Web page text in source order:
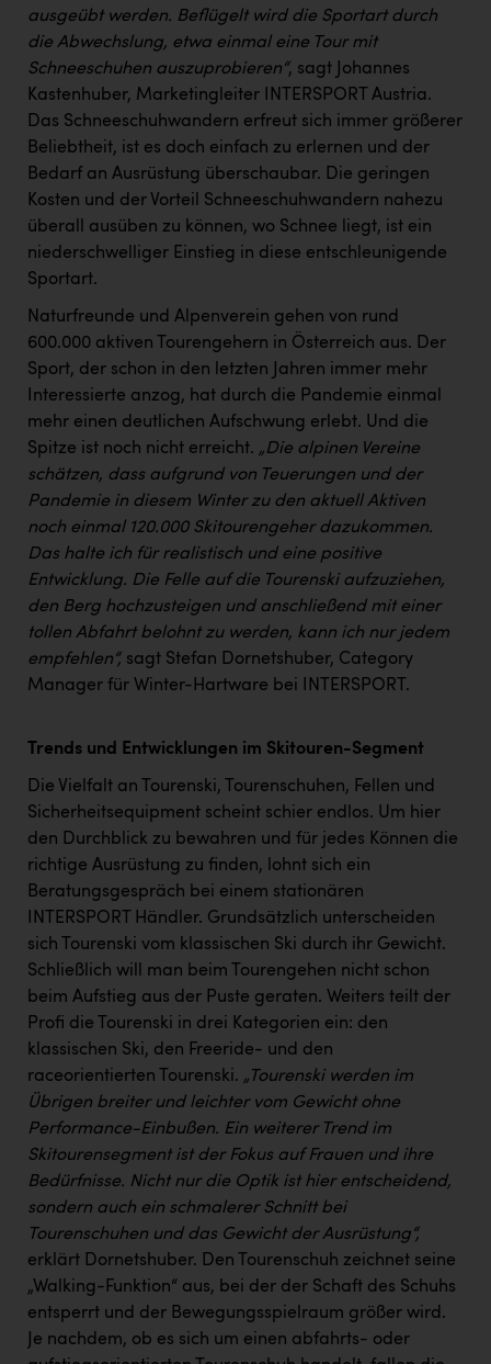
RE/MAX Welcome
Resch&Frisch
RUBBLE MASTER
Ruderclub Wels
SCRI - Salzburg Cancer Research Institute
SCHMACHTL GmbH
Schwingshandl - automation technology gmbh
Seher + Partner
Smurfit Westrock Nettingsdorf
TCL
TGW Logistics
TRAILOMAT & Cycling Austria
VERITAS
Vier Diamanten
Vorlagenportal
Wir besiegen Krebs
Wirtschaftskammer OÖ
ZULuft - Zukunft Luft Austria
z.l.ö.
Österreichisches Hebammengremium
Wirtschaftskammer OÖ Energiehandel
Dopgas
kunden basics
ausgeübt werden. Beflügelt wird die Sportart durch
die Abwechslung, etwa einmal eine Tour mit
Schneeschuhen auszuprobieren“, sagt Johannes
Kastenhuber, Marketingleiter INTERSPORT Austria.
Das Schneeschuhwandern erfreut sich immer größerer
Beliebtheit, ist es doch einfach zu erlernen und der
Bedarf an Ausrüstung überschaubar. Die geringen
Kosten und der Vorteil Schneeschuhwandern nahezu
überall ausüben zu können, wo Schnee liegt, ist ein
niederschwelliger Einstieg in diese entschleunigende
Sportart.
Naturfreunde und Alpenverein gehen von rund
600.000 aktiven Tourengehern in Österreich aus. Der
Sport, der schon in den letzten Jahren immer mehr
Interessierte anzog, hat durch die Pandemie einmal
mehr einen deutlichen Aufschwung erlebt. Und die
Spitze ist noch nicht erreicht. „Die alpinen Vereine
schätzen, dass aufgrund von Teuerungen und der
Pandemie in diesem Winter zu den aktuell Aktiven
noch einmal 120.000 Skitourengeher dazukommen.
Das halte ich für realistisch und eine positive
Entwicklung. Die Felle auf die Tourenski aufzuziehen,
den Berg hochzusteigen und anschließend mit einer
tollen Abfahrt belohnt zu werden, kann ich nur jedem
empfehlen“, sagt Stefan Dornetshuber, Category
Manager für Winter-Hartware bei INTERSPORT.
Trends und Entwicklungen im Skitouren-Segment
Die Vielfalt an Tourenski, Tourenschuhen, Fellen und
Sicherheitsequipment scheint schier endlos. Um hier
den Durchblick zu bewahren und für jedes Können die
richtige Ausrüstung zu finden, lohnt sich ein
Beratungsgespräch bei einem stationären
INTERSPORT Händler. Grundsätzlich unterscheiden
sich Tourenski vom klassischen Ski durch ihr Gewicht.
Schließlich will man beim Tourengehen nicht schon
beim Aufstieg aus der Puste geraten. Weiters teilt der
Profi die Tourenski in drei Kategorien ein: den
klassischen Ski, den Freeride- und den
raceorientierten Tourenski. „Tourenski werden im
Übrigen breiter und leichter vom Gewicht ohne
Performance-Einbußen. Ein weiterer Trend im
Skitourensegment ist der Fokus auf Frauen und ihre
Bedürfnisse. Nicht nur die Optik ist hier entscheidend,
sondern auch ein schmalerer Schnitt bei
Tourenschuhen und das Gewicht der Ausrüstung“,
erklärt Dornetshuber. Den Tourenschuh zeichnet seine
„Walking-Funktion“ aus, bei der der Schaft des Schuhs
entsperrt und der Bewegungsspielraum größer wird.
Je nachdem, ob es sich um einen abfahrts- oder